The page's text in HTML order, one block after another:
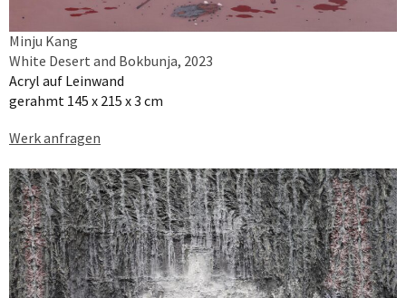
Minju Kang
White Desert and Bokbunja, 2023
Acryl auf Leinwand
gerahmt 145 x 215 x 3 cm
Werk anfragen